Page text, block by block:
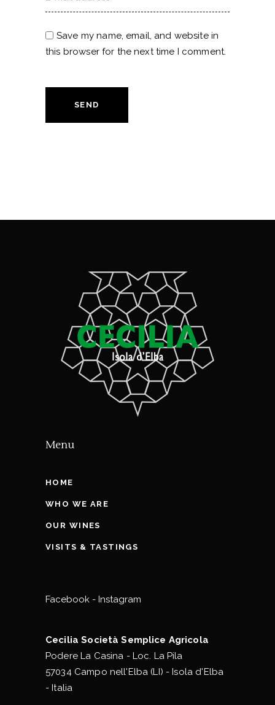
Save my name, email, and website in
this browser for the next time I comment.
SEND
Menu
HOME
WHO WE ARE
OUR WINES
VISITS & TASTINGS
Facebook - Instagram
Cecilia Società Semplice Agricola
Podere La Casina - Loc. La Pila
57034 Campo nell'Elba (LI) - Isola d'Elba
- Italia